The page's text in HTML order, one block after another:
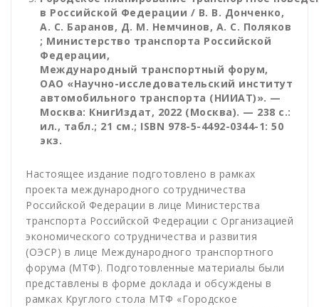
в Российской Федерации / В. В. Донченко,
А. С. Баранов, Д. М. Немчинов, А. С. Поляков
; Министерство транспорта Российской
Федерации,
Международный транспортный форум,
ОАО «Научно-исследовательский институт
автомобильного транспорта (НИИАТ)». —
Москва: КнигИздат, 2022 (Москва). — 238 с.:
ил., табл.; 21 см.; ISBN 978-5-4492-0344-1: 50
экз.
Настоящее издание подготовлено в рамках
проекта международного сотрудничества
Российской Федерации в лице Министерства
транспорта Российской Федерации с Организацией
экономического сотрудничества и развития
(ОЭСР) в лице Международного транспортного
форума (МТФ). Подготовленные материалы были
представлены в форме доклада и обсуждены в
рамках Круглого стола МТФ «Городское